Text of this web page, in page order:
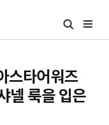
스타어워즈
넬 룩을 입은